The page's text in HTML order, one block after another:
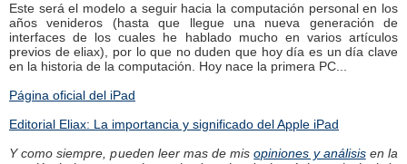
Este será el modelo a seguir hacia la computación personal en los
años venideros (hasta que llegue una nueva generación de
interfaces de los cuales he hablado mucho en varios artículos
previos de eliax), por lo que no duden que hoy día es un día clave
en la historia de la computación. Hoy nace la primera PC...
Página oficial del iPad
Editorial Eliax: La importancia y significado del Apple iPad
Y como siempre, pueden leer mas de misopiniones y análisisen la